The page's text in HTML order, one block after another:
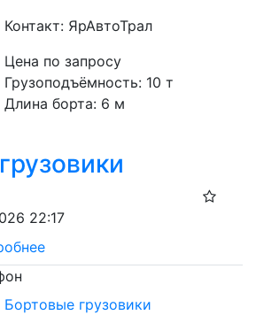
Контакт: ЯрАвтоТрал
Цена по запросу
Грузоподъёмность: 10 т
Длина борта: 6 м
22:17
Бортовые грузовики